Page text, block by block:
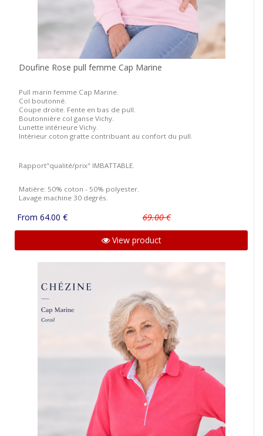
Doufine Rose pull femme Cap Marine
Pull marin femme Cap Marine.
Col boutonné.
Coupe droite. Fente en bas de pull.
Boutonnière col ganse Vichy.
Lunette intérieure Vichy.
Intérieur coton gratte contribuant au confort du pull.
Rapport"qualité/prix" IMBATTABLE.
Matière: 50% coton - 50% polyester.
Lavage machine 30 degrés.
From 64.00 € 69.00 €
View product